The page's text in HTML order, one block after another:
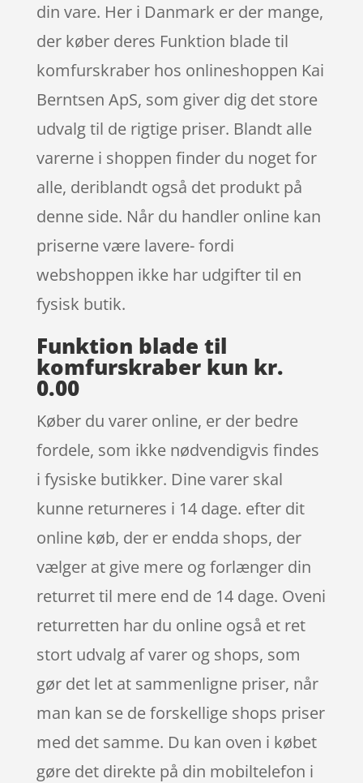
din vare. Her i Danmark er der mange,
der køber deres Funktion blade til
komfurskraber hos onlineshoppen Kai
Berntsen ApS, som giver dig det store
udvalg til de rigtige priser. Blandt alle
varerne i shoppen finder du noget for
alle, deriblandt også det produkt på
denne side. Når du handler online kan
priserne være lavere- fordi
webshoppen ikke har udgifter til en
fysisk butik.
Funktion blade til
komfurskraber kun kr.
0.00
Køber du varer online, er der bedre
fordele, som ikke nødvendigvis findes
i fysiske butikker. Dine varer skal
kunne returneres i 14 dage. efter dit
online køb, der er endda shops, der
vælger at give mere og forlænger din
returret til mere end de 14 dage. Oveni
returretten har du online også et ret
stort udvalg af varer og shops, som
gør det let at sammenligne priser, når
man kan se de forskellige shops priser
med det samme. Du kan oven i købet
gøre det direkte på din mobiltelefon i